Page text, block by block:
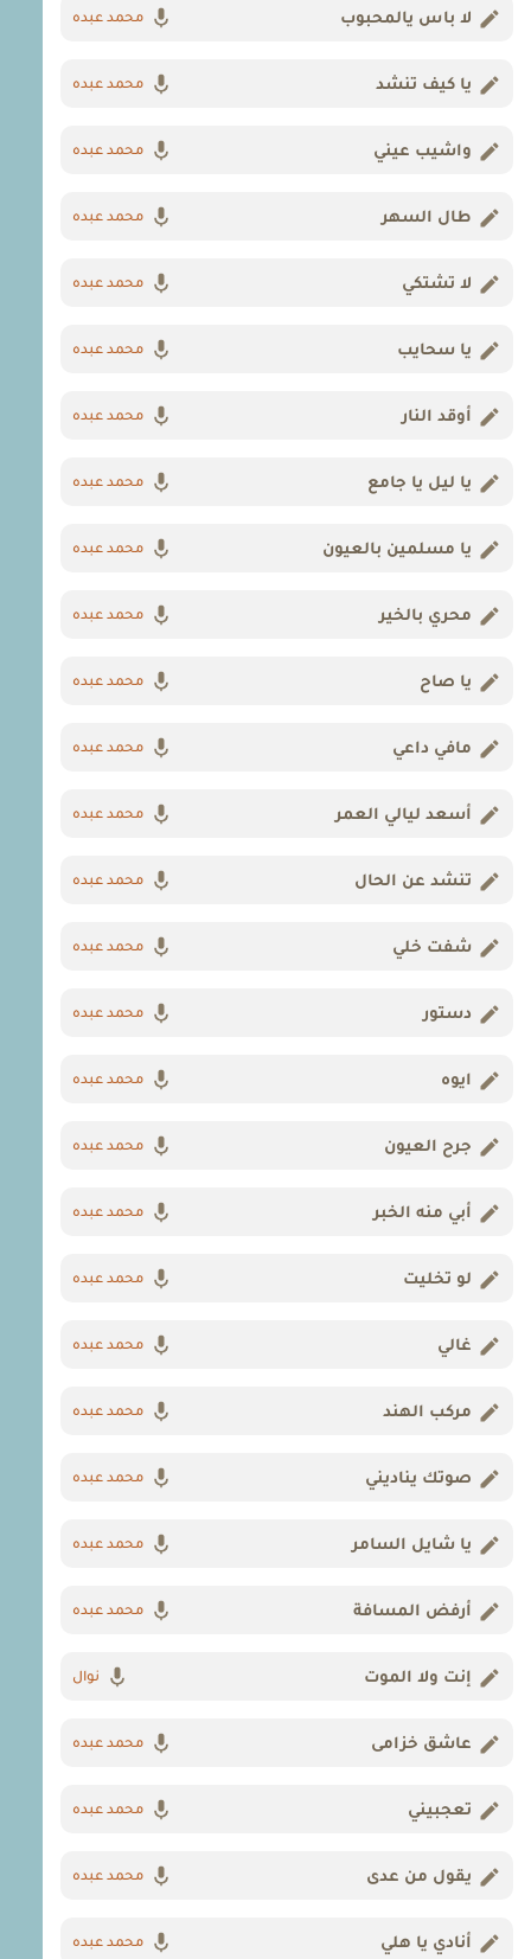
لا باس يالمحبوب محمد عبده
يا كيف تنشد محمد عبده
واشيب عيني محمد عبده
طال السهر محمد عبده
لا تشتكي محمد عبده
يا سحايب محمد عبده
أوقد النار محمد عبده
يا ليل يا جامع محمد عبده
يا مسلمين بالعيون محمد عبده
محري بالخير محمد عبده
يا صاح محمد عبده
مافي داعي محمد عبده
أسعد ليالي العمر محمد عبده
تنشد عن الحال محمد عبده
شفت خلي محمد عبده
دستور محمد عبده
ايوه محمد عبده
جرح العيون محمد عبده
أبي منه الخبر محمد عبده
لو تخليت محمد عبده
غالي محمد عبده
مركب الهند محمد عبده
صوتك يناديني محمد عبده
يا شايل السامر محمد عبده
أرفض المسافة محمد عبده
إنت ولا الموت نوال
عاشق خزامى محمد عبده
تعجبيني محمد عبده
يقول من عدى محمد عبده
أنادي يا هلي محمد عبده